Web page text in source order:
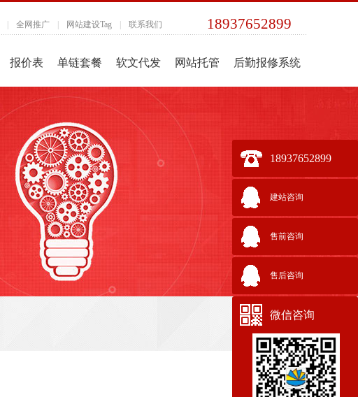
全网推广 网站建设Tag 联系我们 18937652899
报价表 单链套餐 软文代发 网站托管 后勤报修系统
18937652899
建站咨询
售前咨询
售后咨询
微信咨询